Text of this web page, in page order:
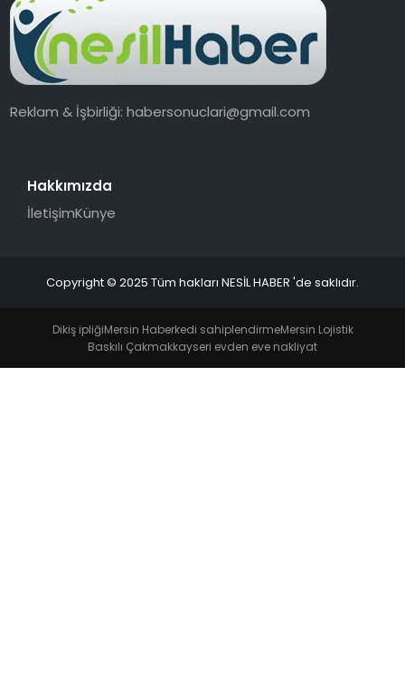
Reklam & İşbirliği:habersonuclari@gmail.com
Hakkımızda
İletişimKünye
Copyright © 2025 Tüm hakları NESİL HABER 'de saklıdır.
Dikiş ipliğiMersin Haberkedi sahiplendirmeMersin Lojistik
Baskılı Çakmakkayseri evden eve nakliyat